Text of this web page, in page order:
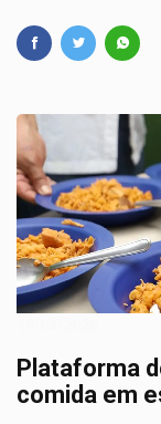
Plataforma
comida em